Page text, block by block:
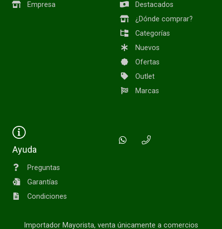
Empresa
Destacados
¿Dónde comprar?
Categorías
Nuevos
Ofertas
Outlet
Marcas
Ayuda
Preguntas
Garantías
Condiciones
Importador Mayorista, venta únicamente a comercios